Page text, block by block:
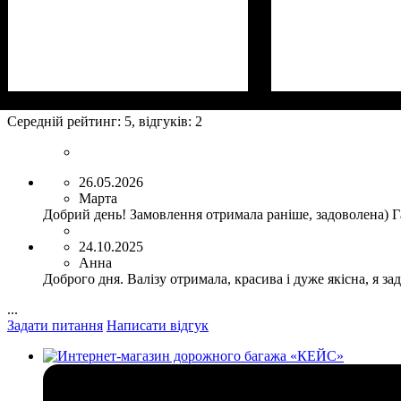
Середній рейтинг: 5, відгуків: 2
26.05.2026
Марта
Добрий день! Замовлення отримала раніше, задоволена)
24.10.2025
Анна
Доброго дня. Валізу отримала, красива і дуже якісна, я
...
Задати питання Написати відгук